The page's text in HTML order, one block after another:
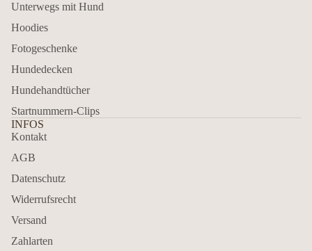
Unterwegs mit Hund
Hoodies
Fotogeschenke
Hundedecken
Hundehandtücher
Startnummern-Clips
INFOS
Kontakt
AGB
Datenschutz
Widerrufsrecht
Versand
Zahlarten